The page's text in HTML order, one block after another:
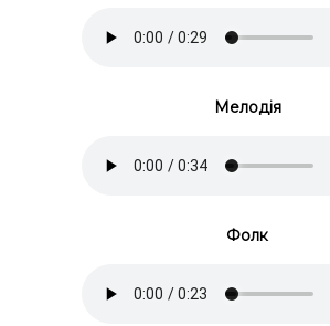
Мелодія
Фолк